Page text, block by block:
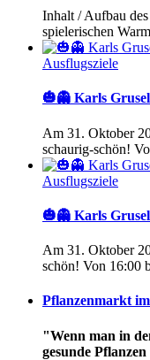
Inhalt / Aufbau
spielerischen
Ausflugsziele
🎃👻 Karls
Am 31. Oktober
schaurig-schön!
Ausflugsziele
🎃👻 Karls
Am 31. Oktober
schön! Von 16:00
Pflanzenmarkt
"Wenn man in
gesunde